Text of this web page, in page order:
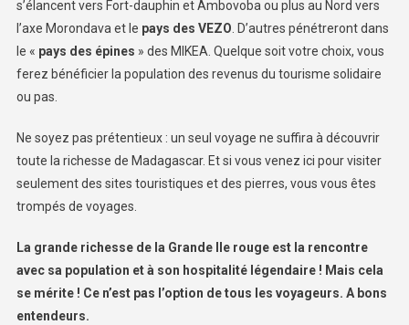
s’élancent vers Fort-dauphin et Ambovoba ou plus au Nord vers
l’axe Morondava et le pays des VEZO . D’autres pénétreront dans
le « pays des épines » des MIKEA. Quelque soit votre choix, vous
ferez bénéficier la population des revenus du tourisme solidaire
ou pas.
Ne soyez pas prétentieux : un seul voyage ne suffira à découvrir
toute la richesse de Madagascar. Et si vous venez ici pour visiter
seulement des sites touristiques et des pierres, vous vous êtes
trompés de voyages.
La grande richesse de la Grande Ile rouge est la rencontre
avec sa population et à son hospitalité légendaire ! Mais cela
se mérite ! Ce n’est pas l’option de tous les voyageurs. A bons
entendeurs.